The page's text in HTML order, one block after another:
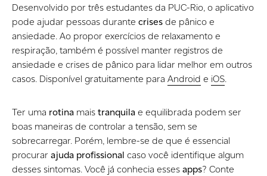
Desenvolvido por três estudantes da PUC-Rio, o aplicativo
pode ajudar pessoas durante crisesde pânico e
ansiedade. Ao propor exercícios de relaxamento e
respiração, também é possível manter registros de
ansiedade e crises de pânico para lidar melhor em outros
casos. Disponível gratuitamente para Android e iOS.
Ter uma rotina maistranquilae equilibrada podem ser
boas maneiras de controlar a tensão, sem se
sobrecarregar. Porém, lembre-se de que é essencial
procurar ajuda profissional caso você identifique algum
desses sintomas. Você já conhecia essesapps? Conte